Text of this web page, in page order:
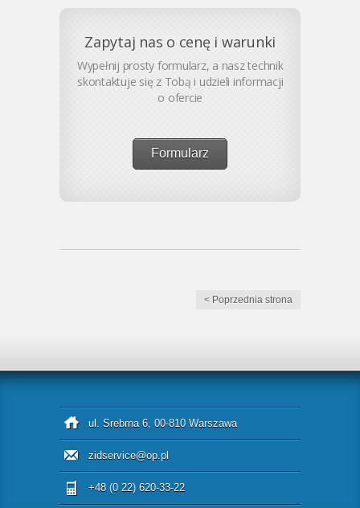
Zapytaj nas o cenę i warunki
Wypełnij prosty formularz, a nasz technik
skontaktuje się z Tobą i udzieli informacji
o ofercie
Formularz
< Poprzednia strona
ul. Srebrna 6, 00-810 Warszawa
zidservice@op.pl
+48 (0 22) 620-33-22